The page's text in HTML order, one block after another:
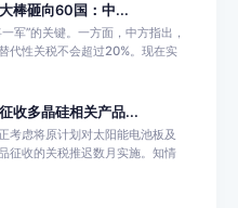
棒砸向60国：中...
军”的关键。一方面，中方指出，
代性关税不会超过20%。现在实
收多晶硅相关产品...
考虑将原计划对太阳能电池板及
征收的关税推迟数月实施。知情